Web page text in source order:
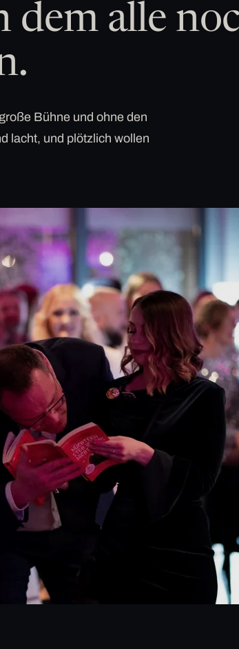
dem alle
Bühne und ohne den
lacht, und plötzlich wollen